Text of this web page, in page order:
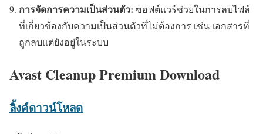
การจัดการความเป็นส่วนตัว: ซอฟต์แวร์ช่วยในการลบไฟล์
ที่เกี่ยวข้องกับความเป็นส่วนตัวที่ไม่ต้องการ เช่น เอกสารที่
ถูกลบแต่ยังอยู่ในระบบ
Avast Cleanup Premium Download
ลิ้งค์ดาวน์โหลด